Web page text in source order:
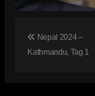
Nepal 2024 –
Kathmandu, Tag 1